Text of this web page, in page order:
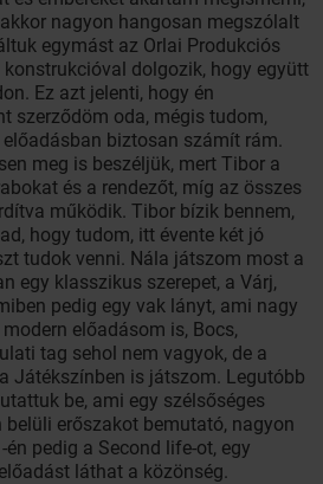
nagyon hangosan megszólalt
egymást az Orlai Produkciós
dolgozik, hogy együtt
Ez azt jelenti, hogy én
szerződöm oda, mégis tudom,
biztosan számít rám.
meg is beszéljük, mert Tibor a
és a rendezőt, míg az összes
működik. Tibor bízik bennem,
hogy tudom, itt évente két jó
tudok venni. Nála játszom most a
egy klasszikus szerepet, a Várj,
pedig egy vak lányt, ami nagy
előadásom is, Bocs,
tag sehol nem vagyok, de a
Játékszínben is játszom. Legutóbb
be, ami egy szélsőséges
belüli erőszakot bemutató, nagyon
pedig a Second life-ot, egy
láthat a közönség.